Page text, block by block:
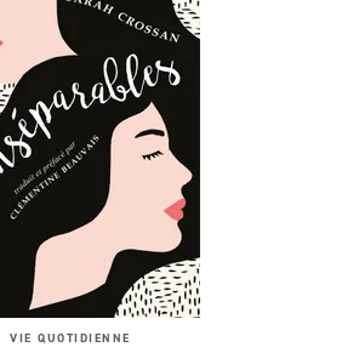
VIE QUOTIDIENNE